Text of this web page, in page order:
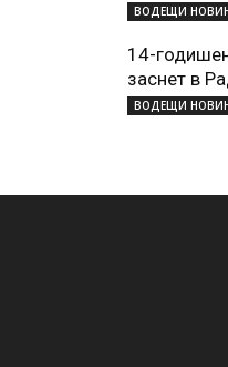
ВОДЕЩИ
14-
заснет в
ВОДЕЩИ